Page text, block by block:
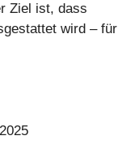
Ziel ist, dass
wird – für